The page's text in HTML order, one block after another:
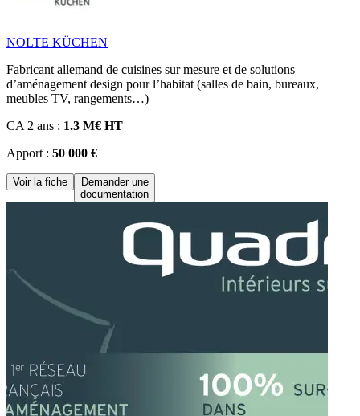
NOLTE KÜCHEN
Fabricant allemand de cuisines sur mesure et de solutions
d’aménagement design pour l’habitat (salles de bain, bureaux,
meubles TV, rangements…)
CA 2 ans : 1.3 M€ HT
Apport : 50 000 €
Voir la fiche
Demander une
documentation